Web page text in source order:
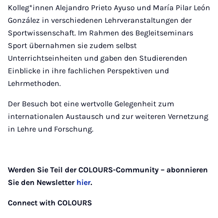
Kolleg*innen Alejandro Prieto Ayuso und María Pilar León
González in verschiedenen Lehrveranstaltungen der
Sportwissenschaft. Im Rahmen des Begleitseminars
Sport übernahmen sie zudem selbst
Unterrichtseinheiten und gaben den Studierenden
Einblicke in ihre fachlichen Perspektiven und
Lehrmethoden.
Der Besuch bot eine wertvolle Gelegenheit zum
internationalen Austausch und zur weiteren Vernetzung
in Lehre und Forschung.
Werden Sie Teil der COLOURS-Community – abonnieren
Sie den Newsletter hier.
Connect with COLOURS